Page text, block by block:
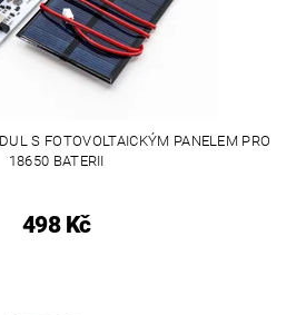
S FOTOVOLTAICKÝM PANELEM PRO
18650 BATERII
498 Kč